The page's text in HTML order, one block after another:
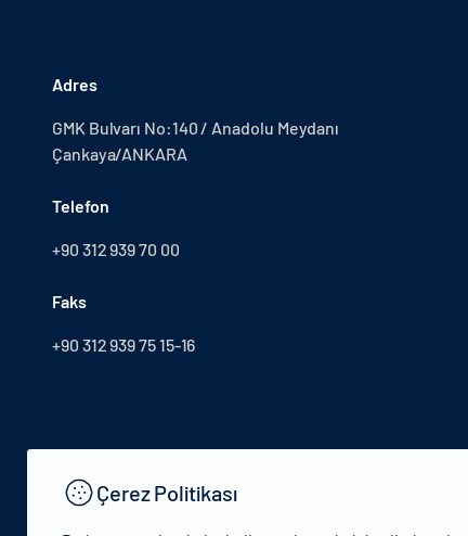
Adres
GMK Bulvarı No:140 / Anadolu Meydanı
Çankaya/ANKARA
Telefon
+90 312 939 70 00
Faks
+90 312 939 75 15-16
Çerez Politikası